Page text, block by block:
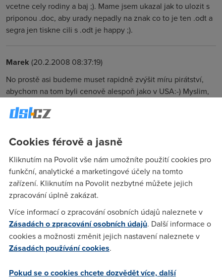
vcetne cely rodiny a baj ;). Mame jsem ukazal jak to ulozit s
priponou .doc, aby urady nepadly na znak co to je ten .odt a
segra jen tiskne cili s .odt je happy ;).
Marek (20.2.2008 08:37:19)
No prostě asi budeme muset rapidně zvýšit míru pirátství,
abychom na tom byli cenově alespoň jako v USA:-) Myslim,
stál stejně jako nás tady v ČR:-)
Laik(20.2.2008 10:13:15)
Wokna mám legální, ale office se mi kupovat nechtělo (a
krást už vůbec ne ), tak používám OpenOffice. Ale za těch
cca 1600,- peněz bych je asi koupil. Existuje ta možnost
ještě vůbec?
melich1 (27.2.2008 15:36:42)
Ano existuje, v TS Bohemia dokonce za 1299 Kč s DPH.
Cookies férově a jasně
Kliknutím na Povolit vše nám umožníte použití cookies pro
funkční, analytické a marketingové účely na tomto
zařízení. Kliknutím na Povolit nezbytné můžete jejich
zpracování úplně zakázat.
Více informací o zpracování osobních údajů naleznete v
Zásadách o zpracování osobních údajů. Další informace o
cookies a možnosti změnit jejich nastavení naleznete v
Zásadách používání cookies.
Pokud se o cookies chcete dozvědět více, další